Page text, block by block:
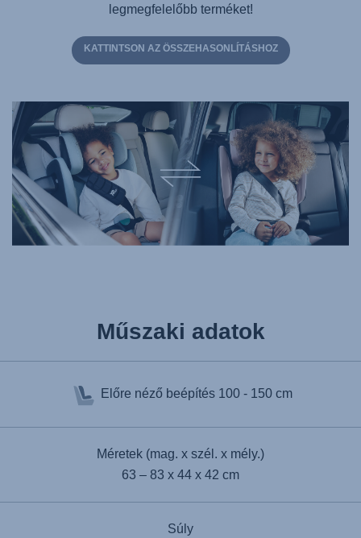
legmegfelelőbb terméket!
KATTINTSON AZ ÖSSZEHASONLÍTÁSHOZ
Műszaki adatok
Előre néző beépítés 100 - 150 cm
Méretek (mag. x szél. x mély.)
63 – 83 x 44 x 42 cm
Súly